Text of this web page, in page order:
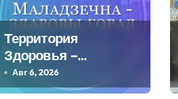
Территория
Здоровья –
Березинское
Авг 6, 2026